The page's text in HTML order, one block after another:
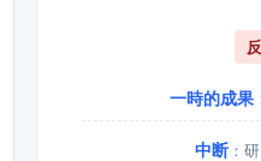
一時的成果
中断：